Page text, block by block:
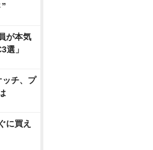
が本気
選」
ッチ、プ
に買え